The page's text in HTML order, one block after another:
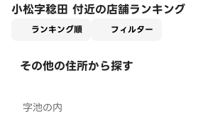
小松字稔田 付近の店舗ランキング
ランキング順 フィルター
その他の住所から探す
字池の内